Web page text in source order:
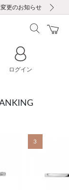
響について
更のお知らせ
案内
内に発送
ト！
ゼント
レゼント
響について
ログイン
3